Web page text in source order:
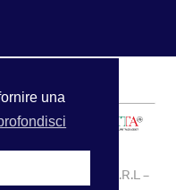
una
| APA SERVICE S.R.L –